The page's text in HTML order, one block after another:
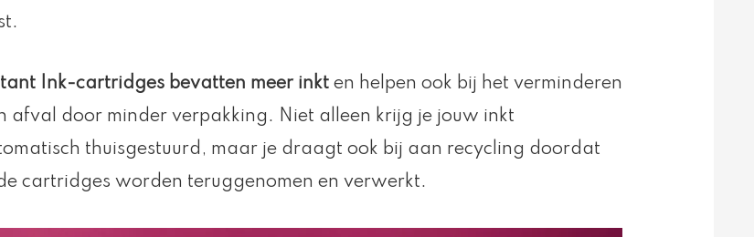
Ink-cartridges bevatten meer inkt en helpen ook bij het verminderen
afval door minder verpakking. Niet alleen krijg je jouw inkt
thuisgestuurd, maar je draagt ook bij aan recycling doordat
cartridges worden teruggenomen en verwerkt.